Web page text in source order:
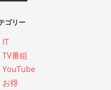
ゴリー
IT
TV番組
YouTube
お得